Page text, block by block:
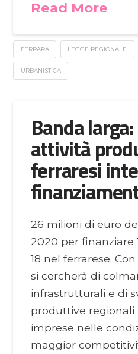
Read More
FERRARA LEGGE REGIONALE
URBANISTICA
Banda
attività
ferraresi
26 milioni di euro
2020 per finanziare
18 nel ferrarese.
si cercherà di
infrastrutturali e di
produttive
imprese nelle
maggior